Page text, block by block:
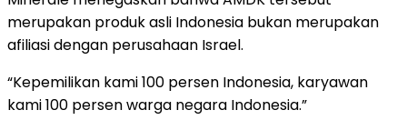
merupakan produk asli Indonesia bukan merupakan
afiliasi dengan perusahaan Israel.
“Kepemilikan kami 100 persen Indonesia, karyawan
kami 100 persen warga negara Indonesia.”